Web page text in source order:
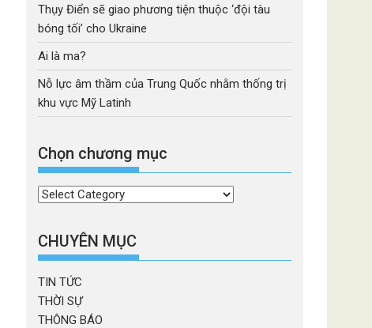
Thụy Điển sẽ giao phương tiện thuộc ‘đội tàu
bóng tối’ cho Ukraine
Ai là ma?
Nỗ lực âm thầm của Trung Quốc nhằm thống trị
khu vực Mỹ Latinh
Chọn chương mục
Chọn
mục
CHUYÊN MỤC
TIN TỨC
THỜI SỰ
THÔNG BÁO